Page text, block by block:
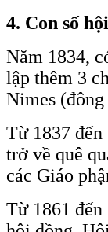
4. Con số
Năm 1834,
lập thêm 3
Nimes
Từ 1837 đến
trở về quê
các Giáo
Từ 1861 đến